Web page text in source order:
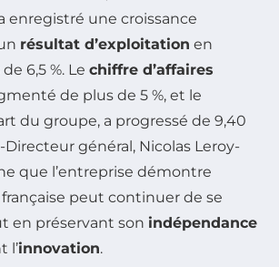
enregistré une croissance
résultat d’exploitation en
6,5 %. Le chiffre d’affaires
de plus de 5 %, et le
du groupe, a progressé de 9,40
Directeur général, Nicolas Leroy-
que l’entreprise démontre
peut continuer de se
en préservant son indépendance
l’innovation.